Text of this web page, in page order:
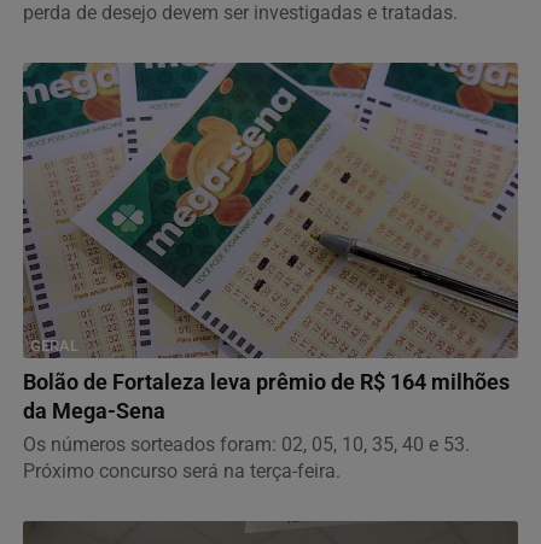
perda de desejo devem ser investigadas e tratadas.
GERAL
Bolão de Fortaleza leva prêmio de R$ 164 milhões
da Mega-Sena
Os números sorteados foram: 02, 05, 10, 35, 40 e 53.
Próximo concurso será na terça-feira.